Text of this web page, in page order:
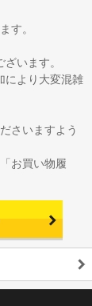
す。
います。
により大変混雑
さいますよう
お買い物履